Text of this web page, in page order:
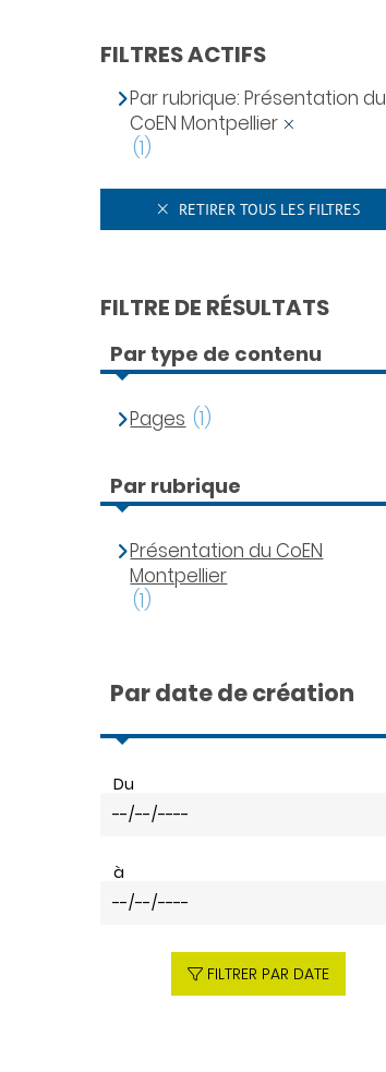
FILTRES ACTIFS
Par rubrique: Présentation du
CoEN Montpellier
(1)
RETIRER TOUS LES FILTRES
FILTRE DE RÉSULTATS
Par type de contenu
Pages (1)
Par rubrique
Présentation du CoEN
Montpellier
(1)
Par date de création
Du
à
FILTRER PAR DATE